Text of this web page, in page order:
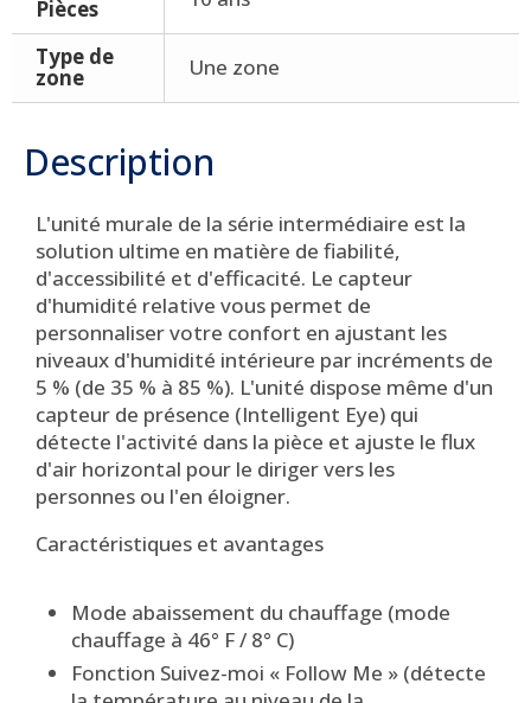
Pièces
Type de
zone Une zone
Description
L'unité murale de la série intermédiaire est la
solution ultime en matière de fiabilité,
d'accessibilité et d'efficacité. Le capteur
d'humidité relative vous permet de
personnaliser votre confort en ajustant les
niveaux d'humidité intérieure par incréments de
5 % (de 35 % à 85 %). L'unité dispose même d'un
capteur de présence (Intelligent Eye) qui
détecte l'activité dans la pièce et ajuste le flux
d'air horizontal pour le diriger vers les
personnes ou l'en éloigner.
Caractéristiques et avantages
Mode abaissement du chauffage (mode
chauffage à 46° F / 8° C)
Fonction Suivez-moi « Follow Me » (détecte